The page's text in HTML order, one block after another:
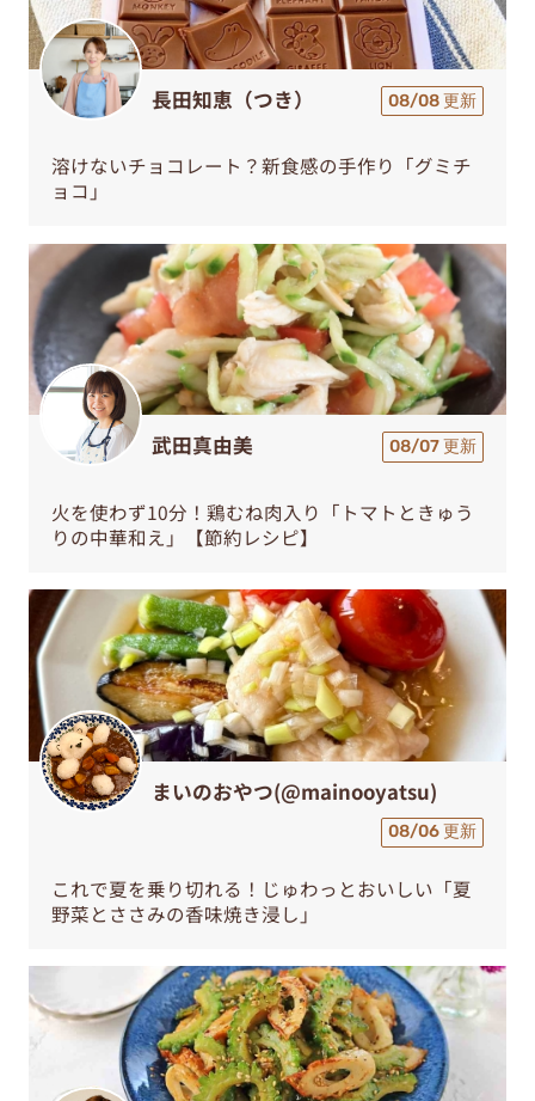
長田知恵（つき） 08/08 更新
溶けないチョコレート？新食感の手作り「グミチ
ョコ」
武田真由美 08/07 更新
火を使わず10分！鶏むね肉入り「トマトときゅう
りの中華和え」【節約レシピ】
まいのおやつ(@mainooyatsu)
08/06 更新
これで夏を乗り切れる！じゅわっとおいしい「夏
野菜とささみの香味焼き浸し」